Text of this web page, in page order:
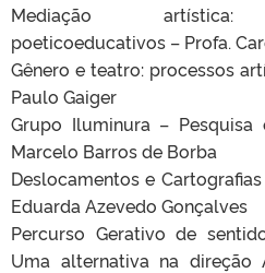
Mediação artística:
poeticoeducativos – Profa.
Gênero e teatro: processos
Paulo Gaiger
Grupo Iluminura –
Marcelo Barros de Borba
Deslocamentos e
Eduarda Azevedo Gonçalves
Percurso Gerativo de
Uma alternativa na direção